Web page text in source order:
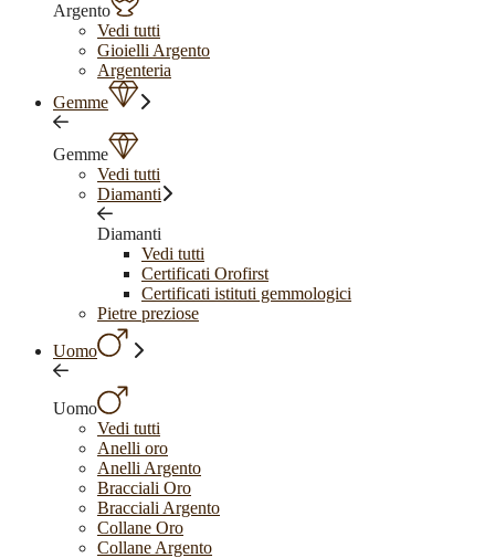
Argento
Vedi tutti
Gioielli Argento
Argenteria
Gemme
Gemme
Vedi tutti
Diamanti
Diamanti
Vedi tutti
Certificati Orofirst
Certificati istituti gemmologici
Pietre preziose
Uomo
Uomo
Vedi tutti
Anelli oro
Anelli Argento
Bracciali Oro
Bracciali Argento
Collane Oro
Collane Argento